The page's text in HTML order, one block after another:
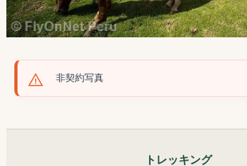
非契約写真
トレッキング